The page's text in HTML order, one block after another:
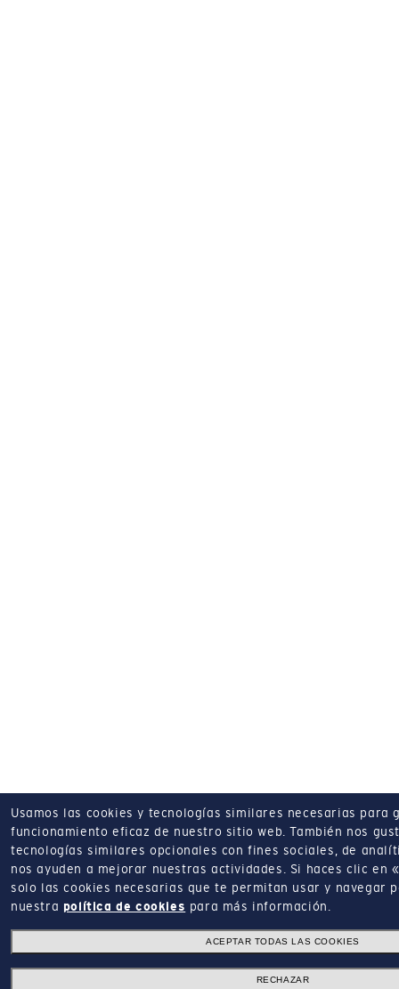
Usamos las cookies y tecnologías similares necesarias para
funcionamiento eficaz de nuestro sitio web. También nos
tecnologías similares opcionales con fines sociales, de
nos ayuden a mejorar nuestras actividades.
Si haces clic en
solo las cookies necesarias que te permitan usar y navegar
nuestra política de cookies para más información.
ACEPTAR TODAS LAS COOKIES
RECHAZAR